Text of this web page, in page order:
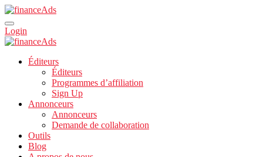
Login
Éditeurs
Éditeurs
Programmes d’affiliation
Sign Up
Annonceurs
Annonceurs
Demande de collaboration
Outils
Blog